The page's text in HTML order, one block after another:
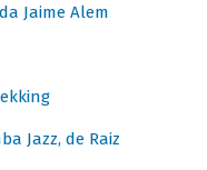
Jaime Alem
Jazz, de Raiz